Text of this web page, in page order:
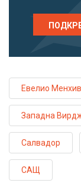
Евелио
Западна
Салвадор
САЩ